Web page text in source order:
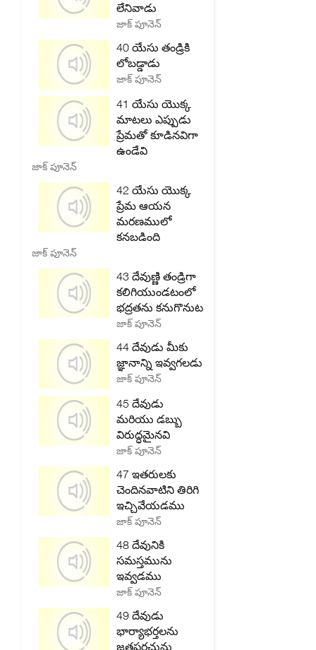
లేనివాడు
జాక్ పూనెన్
40 యేసు తండ్రికి
లోబడ్డాడు
జాక్ పూనెన్
41 యేసు యొక్క
మాటలు ఎప్పుడు
ప్రేమతో కూడినవిగా
ఉండేవి
జాక్ పూనెన్
42 యేసు యొక్క
ప్రేమ ఆయన
మరణములో
కనబడింది
జాక్ పూనెన్
43 దేవుణ్ణి తండ్రిగా
కలిగియుండటంలో
భద్రతను కనుగొనుట
జాక్ పూనెన్
44 దేవుడు మీకు
జ్ఞానాన్ని ఇవ్వగలడు
జాక్ పూనెన్
45 దేవుడు
మరియు డబ్బు
విరుద్ధమైనవి
జాక్ పూనెన్
47 ఇతరులకు
చెందినవాటిని తిరిగి
ఇచ్చివేయడము
జాక్ పూనెన్
48 దేవునికి
సమస్తమును
ఇవ్వడము
జాక్ పూనెన్
49 దేవుడు
భార్యాభర్తలను
జతపరచును